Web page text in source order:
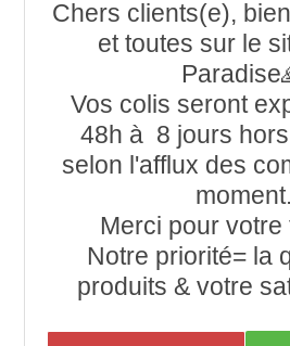
Chers clients(e),
et toutes sur le
Vos colis seront
48h à 8 jours
selon l'afflux des
moment.
Merci pour votre
Notre priorité= la
produits & votre